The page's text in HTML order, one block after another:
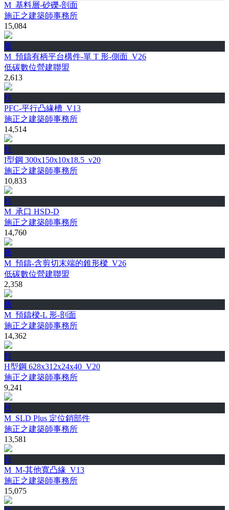
M_基料層-砂礫-剖面
施正之建築師事務所
15,084
板
M_預鑄有柄平台構件-單 T 形-側面_V26
低碳數位營建聯盟
2,613
柱
PFC-平行凸緣槽_V13
施正之建築師事務所
14,514
柱
I型鋼 300x150x10x18.5_v20
施正之建築師事務所
10,833
柱
M_承口 HSD-D
施正之建築師事務所
14,760
板
M_預鑄-含剪切末端的錐形樑_V26
低碳數位營建聯盟
2,358
板
M_預鑄樑-L 形-剖面
施正之建築師事務所
14,362
柱
H型鋼 628x312x24x40_V20
施正之建築師事務所
9,241
柱
M_SLD Plus 定位銷部件
施正之建築師事務所
13,581
柱
M_M-其他寬凸緣_V13
施正之建築師事務所
15,075